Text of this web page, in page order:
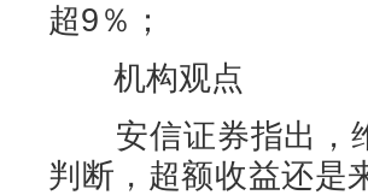
超9％；
机构观点
安信证券指出，维
判断，超额收益还是